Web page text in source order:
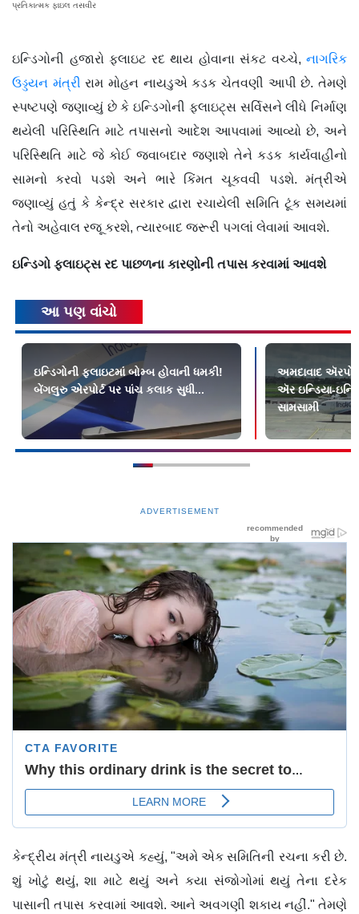
પ્રતિકાત્મક ફાઇલ તસવીર
ઇન્ડિગોની હજારો ફ્લાઇટ રદ થાય હોવાના સંકટ વચ્ચે, નાગરિક
ઉડ્ડયન મંત્રી રામ મોહન નાયડુએ કડક ચેતવણી આપી છે. તેમણે
સ્પષ્ટપણે જણાવ્યું છે કે ઇન્ડિગોની ફ્લાઇટ્સ સર્વિસને લીધે નિર્માણ
થયેલી પરિસ્થિતિ માટે તપાસનો આદેશ આપવામાં આવ્યો છે, અને
પરિસ્થિતિ માટે જે કોઈ જવાબદાર જણાશે તેને કડક કાર્યવાહીનો
સામનો કરવો પડશે અને ભારે કિંમત ચૂકવવી પડશે. મંત્રીએ
જણાવ્યું હતું કે કેન્દ્ર સરકાર દ્વારા રચાયેલી સમિતિ ટૂંક સમયમાં
તેનો અહેવાલ રજૂ કરશે, ત્યારબાદ જરૂરી પગલાં લેવામાં આવશે.
ઇન્ડિગો ફ્લાઇટ્સ રદ પાછળના કારણોની તપાસ કરવામાં આવશે
આ પણ વાંચો
ઇન્ડિગોની ફ્લાઇટમાં બોમ્બ હોવાની ધમકી!
બેંગલુરુ એરપોર્ટ પર પાંચ કલાક સુધી...
અમદાવાદ
ઍર ઇન્ડિયા-
સામસામી
ADVERTISEMENT
કેન્દ્રીય મંત્રી નાયડુએ કહ્યું, "અમે એક સમિતિની રચના કરી છે.
શું ખોટું થયું, શા માટે થયું અને કયા સંજોગોમાં થયું તેના દરેક
પાસાની તપાસ કરવામાં આવશે. આને અવગણી શકાય નહીં." તેમણે